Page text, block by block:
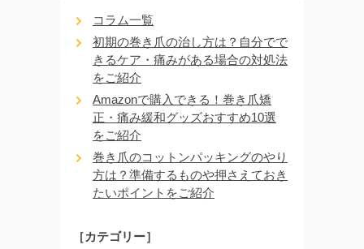
コラム一覧
初期の巻き爪の治し方は？自分でで
きるケア・痛みがある場合の対処法
をご紹介
Amazonで購入できる！巻き爪矯
正・痛み緩和グッズおすすめ10選
をご紹介
巻き爪のコットンパッキングのやり
方は？準備するものや押さえておき
たいポイントをご紹介
［カテゴリー］